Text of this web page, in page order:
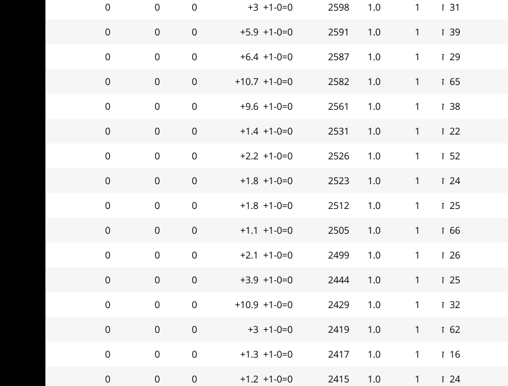
31 ז 1
1.0
2598
+1-0=0
+3
0
0
0
39 ז 1
1.0
2591
+1-0=0
+5.9
0
0
0
29 ז 1
1.0
2587
+1-0=0
+6.4
0
0
0
65 ז 1
1.0
2582
+1-0=0
+10.7
0
0
0
38 ז 1
1.0
2561
+1-0=0
+9.6
0
0
0
22 ז 1
1.0
2531
+1-0=0
+1.4
0
0
0
52 ז 1
1.0
2526
+1-0=0
+2.2
0
0
0
24 ז 1
1.0
2523
+1-0=0
+1.8
0
0
0
25 ז 1
1.0
2512
+1-0=0
+1.8
0
0
0
66 ז 1
1.0
2505
+1-0=0
+1.1
0
0
0
26 ז 1
1.0
2499
+1-0=0
+2.1
0
0
0
25 ז 1
1.0
2444
+1-0=0
+3.9
0
0
0
32 ז 1
1.0
2429
+1-0=0
+10.9
0
0
0
62 ז 1
1.0
2419
+1-0=0
+3
0
0
0
16 ז 1
1.0
2417
+1-0=0
+1.3
0
0
0
24 ז 1
1.0
2415
+1-0=0
+1.2
0
0
0